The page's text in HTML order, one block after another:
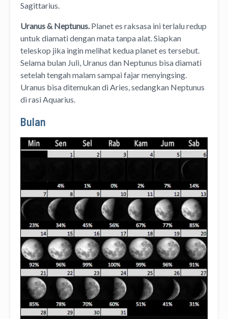
Sagittarius.
Uranus & Neptunus.Planet es raksasa ini terlalu redup
untuk diamati dengan mata tanpa alat. Siapkan
teleskop jika ingin melihat kedua planet es tersebut.
Selama bulan Juli, Uranus dan Neptunus bisa diamati
setelah tengah malam sampai fajar menyingsing.
Uranus bisa ditemukan di Aries, sedangkan Neptunus
di rasi Aquarius.
Bulan